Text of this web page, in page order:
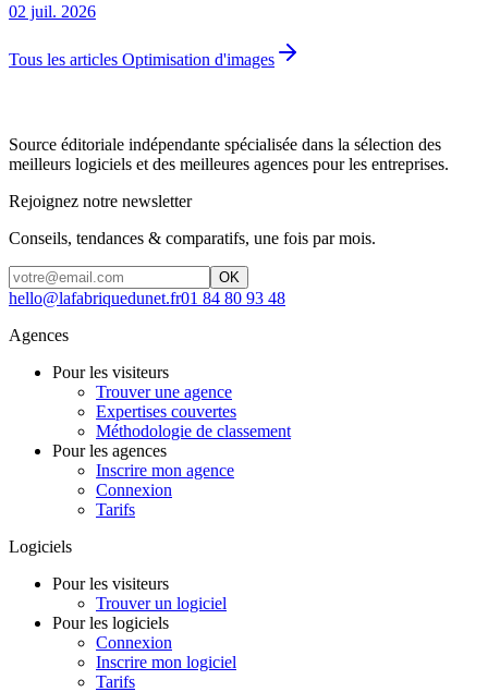
02 juil. 2026
Tous les articles Optimisation d'images
Source éditoriale indépendante spécialisée dans la sélection des
meilleurs logiciels et des meilleures agences pour les entreprises.
Rejoignez notre newsletter
Conseils, tendances & comparatifs, une fois par mois.
OK
hello@lafabriquedunet.fr01 84 80 93 48
Agences
Pour les visiteurs
Trouver une agence
Expertises couvertes
Méthodologie de classement
Pour les agences
Inscrire mon agence
Connexion
Tarifs
Logiciels
Pour les visiteurs
Trouver un logiciel
Pour les logiciels
Connexion
Inscrire mon logiciel
Tarifs